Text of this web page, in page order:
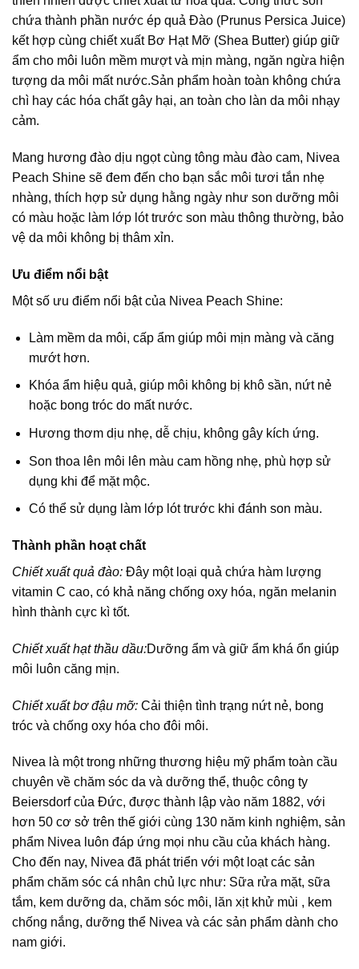
chứa thành phần nước ép quả Đào (Prunus Persica Juice)
kết hợp cùng chiết xuất Bơ Hạt Mỡ (Shea Butter) giúp giữ
ẩm cho môi luôn mềm mượt và mịn màng, ngăn ngừa hiện
tượng da môi mất nước.Sản phẩm hoàn toàn không chứa
chì hay các hóa chất gây hại, an toàn cho làn da môi nhạy
cảm.
Mang hương đào dịu ngọt cùng tông màu đào cam, Nivea
Peach Shine sẽ đem đến cho bạn sắc môi tươi tắn nhẹ
nhàng, thích hợp sử dụng hằng ngày như son dưỡng môi
có màu hoặc làm lớp lót trước son màu thông thường, bảo
vệ da môi không bị thâm xỉn.
Ưu điểm nổi bật
Một số ưu điểm nổi bật của Nivea Peach Shine:
Làm mềm da môi, cấp ẩm giúp môi mịn màng và căng
mướt hơn.
Khóa ẩm hiệu quả, giúp môi không bị khô sần, nứt nẻ
hoặc bong tróc do mất nước.
Hương thơm dịu nhẹ, dễ chịu, không gây kích ứng.
Son thoa lên môi lên màu cam hồng nhẹ, phù hợp sử
dụng khi để mặt mộc.
Có thể sử dụng làm lớp lót trước khi đánh son màu.
Thành phần hoạt chất
Chiết xuất quả đào: Đây một loại quả chứa hàm lượng
vitamin C cao, có khả năng chống oxy hóa, ngăn melanin
hình thành cực kì tốt.
Chiết xuất hạt thầu dầu:Dưỡng ẩm và giữ ẩm khá ổn giúp
môi luôn căng mịn.
Chiết xuất bơ đậu mỡ: Cải thiện tình trạng nứt nẻ, bong
tróc và chống oxy hóa cho đôi môi.
Nivea là một trong những thương hiệu mỹ phẩm toàn cầu
chuyên về chăm sóc da và dưỡng thể, thuộc công ty
Beiersdorf của Đức, được thành lập vào năm 1882, với
hơn 50 cơ sở trên thế giới cùng 130 năm kinh nghiệm, sản
phẩm Nivea luôn đáp ứng mọi nhu cầu của khách hàng.
Cho đến nay, Nivea đã phát triển với một loạt các sản
phẩm chăm sóc cá nhân chủ lực như: Sữa rửa mặt, sữa
tắm, kem dưỡng da, chăm sóc môi, lăn xịt khử mùi , kem
chống nắng, dưỡng thể Nivea và các sản phẩm dành cho
nam giới.